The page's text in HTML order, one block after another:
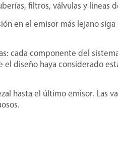
filtros, válvulas y líneas
en el emisor más lejano siga
cada componente del
diseño haya considerado
hasta el último emisor. Las